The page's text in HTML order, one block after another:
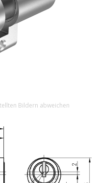
Bildern abweichen